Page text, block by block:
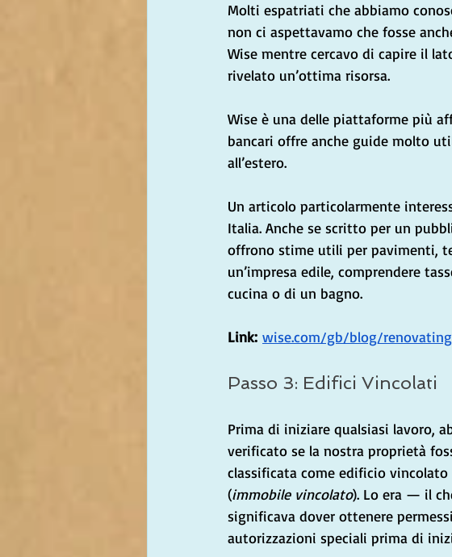
Molti espatriati che abbiamo
non ci aspettavamo che fosse
Wise mentre cercavo di capire il
rivelato un’ottima risorsa.
Wise è una delle piattaforme più
bancari offre anche guide molto
all’estero.
Un articolo particolarmente
Italia. Anche se scritto per un
offrono stime utili per pavimenti,
un’impresa edile, comprendere
cucina o di un bagno.
Link: wise.com/gb/blog/
Passo 3: Edifici Vincolati
Prima di iniziare qualsiasi lavoro,
verificato se la nostra proprietà
classificata come edificio vincolato
(immobile vincolato). Lo era — il
significava dover ottenere
autorizzazioni speciali prima di